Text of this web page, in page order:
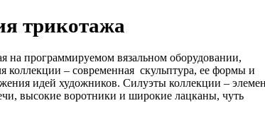
трикотажа
на программируемом вязальном оборудовании,
коллекции – современная скульптура, ее формы и
идей художников. Силуэты коллекции –
высокие воротники и широкие лацканы, чуть